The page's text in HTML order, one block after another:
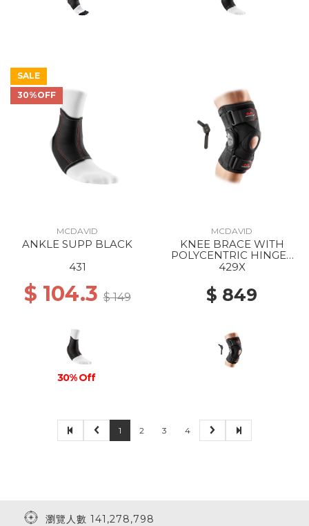
SALE
30%OFF
MCDAVID
ANKLE SUPP BLACK
431
$ 104.3$ 149
30% Off
MCDAVID
KNEE BRACE WITH
POLYCENTRIC HINGES
AND CROSS STRAPS
429X
$ 849
1 2 3 4
瀏覽人數 141,278,798